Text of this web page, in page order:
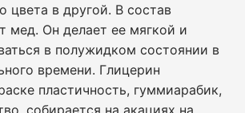
цвета в другой. В состав
мед. Он делает ее мягкой и
в полужидком состоянии в
времени. Глицерин
пластичность, гуммиарабик,
собирается на акациях на